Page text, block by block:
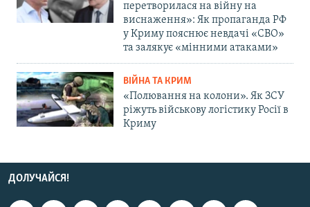
перетворилася на війну на
виснаження»: Як пропаганда РФ
у Криму пояснює невдачі «СВО»
та залякує «мінними атаками»
ВІЙНА ТА КРИМ
«Полювання на колони». Як ЗСУ
ріжуть військову логістику Росії в
Криму
ДОЛУЧАЙСЯ!